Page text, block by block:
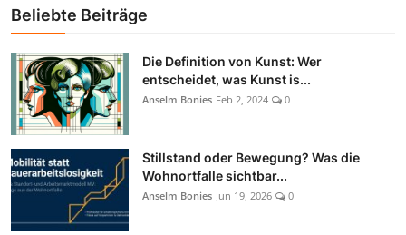
Beliebte Beiträge
Die Definition von Kunst: Wer
entscheidet, was Kunst is...
Anselm Bonies Feb 2, 2024 0
Stillstand oder Bewegung? Was die
Wohnortfalle sichtbar...
Anselm Bonies Jun 19, 2026 0